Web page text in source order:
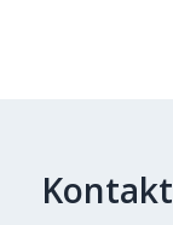
Kontakt